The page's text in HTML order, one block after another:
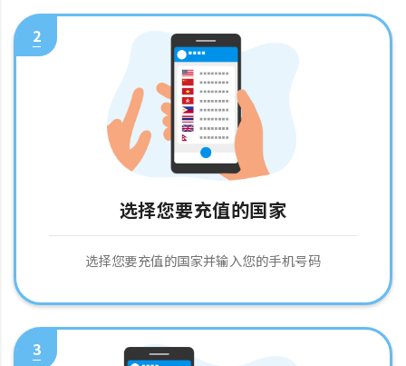
2
选择您要充值的国家
选择您要充值的国家并输入您的手机号码
3